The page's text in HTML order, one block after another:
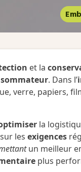
et la
. Dans l’
verre, papiers,
la
les exigences
un meilleur
plus